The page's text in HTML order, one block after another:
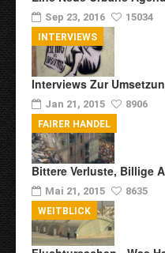
Sep 23, 2016 15034
Interviews Zur
Jan 21, 2015 8906
INTERVIEWS
Bittere Verluste, Billige
Mai 21, 2015 8635
FAIRER HANDEL
WEITBLICK